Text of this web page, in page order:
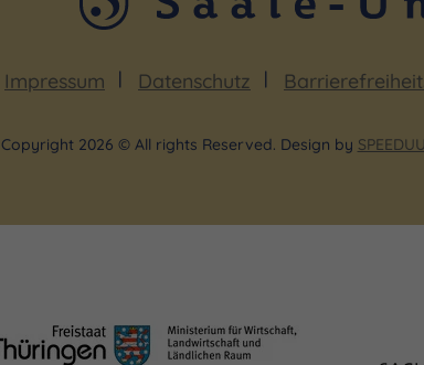
Impressum Datenschutz
Copyright 2026 © All rights Reserved. Design by